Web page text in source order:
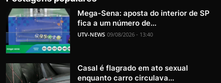
Mega-Sena: aposta do interior de SP
fica a um número de...
UTV-NEWS 09/08/2026 - 13:40
Casal é flagrado em ato sexual
enquanto carro circulava...